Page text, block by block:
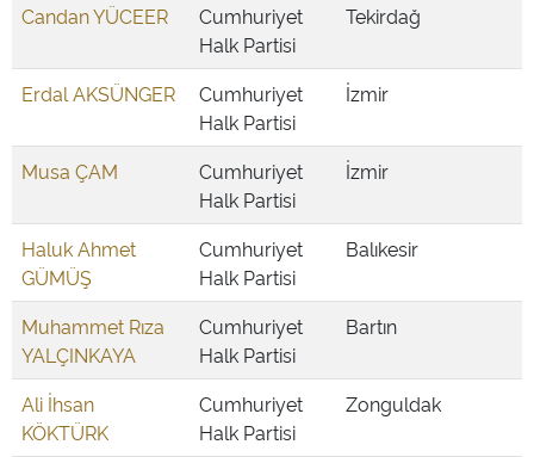
Candan YÜCEER
Cumhuriyet
Halk Partisi
Tekirdağ
Erdal AKSÜNGER
Cumhuriyet
Halk Partisi
İzmir
Musa ÇAM
Cumhuriyet
Halk Partisi
İzmir
Haluk Ahmet
GÜMÜŞ
Cumhuriyet
Halk Partisi
Balıkesir
Muhammet Rıza
YALÇINKAYA
Cumhuriyet
Halk Partisi
Bartın
Ali İhsan
KÖKTÜRK
Cumhuriyet
Halk Partisi
Zonguldak